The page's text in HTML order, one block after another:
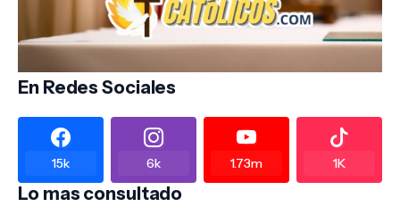
En Redes Sociales
15k 6k 1.73m 1K
Lo mas consultado